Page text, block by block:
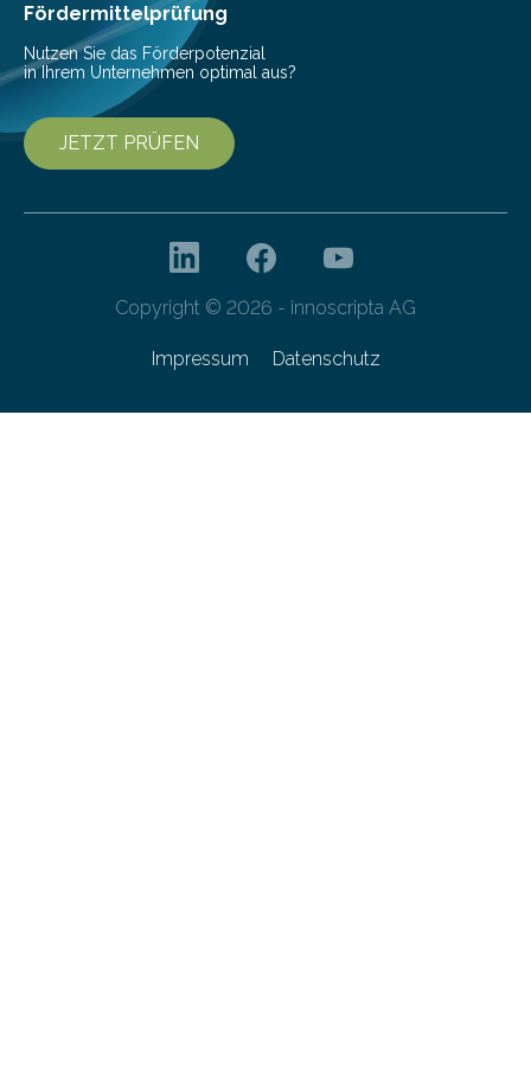
Fördermittelprüfung
Nutzen Sie das Förderpotenzial
in Ihrem Unternehmen optimal aus?
JETZT PRÜFEN
Copyright © 2026 - innoscripta AG
Impressum Datenschutz